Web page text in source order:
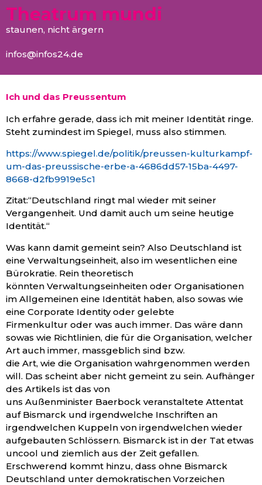
Theatrum mundi
staunen, nicht ärgern
infos@infos24.de
Ich und das Preussentum
Ich erfahre gerade, dass ich mit meiner Identität ringe.
Steht zumindest im Spiegel, muss also stimmen.
https://www.spiegel.de/politik/preussen-kulturkampf-
um-das-preussische-erbe-a-4686dd57-15ba-4497-
8668-d2fb9919e5c1
Zitat:“Deutschland ringt mal wieder mit seiner
Vergangenheit. Und damit auch um seine heutige
Identität.“
Was kann damit gemeint sein? Also Deutschland ist
eine Verwaltungseinheit, also im wesentlichen eine
Bürokratie. Rein theoretisch
könnten Verwaltungseinheiten oder Organisationen
im Allgemeinen eine Identität haben, also sowas wie
eine Corporate Identity oder gelebte
Firmenkultur oder was auch immer. Das wäre dann
sowas wie Richtlinien, die für die Organisation, welcher
Art auch immer, massgeblich sind bzw.
die Art, wie die Organisation wahrgenommen werden
will. Das scheint aber nicht gemeint zu sein. Aufhänger
des Artikels ist das von
uns Außenminister Baerbock veranstaltete Attentat
auf Bismarck und irgendwelche Inschriften an
irgendwelchen Kuppeln von irgendwelchen wieder
aufgebauten Schlössern. Bismarck ist in der Tat etwas
uncool und ziemlich aus der Zeit gefallen.
Erschwerend kommt hinzu, dass ohne Bismarck
Deutschland unter demokratischen Vorzeichen